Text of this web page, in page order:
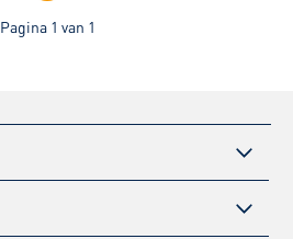
Pagina 1 van 1